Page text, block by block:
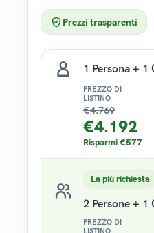
Prezzi trasparenti
1 Persona + 1
PREZZO DI
LISTINO
€4.769
€4.192
Risparmi€577
2 Persone + 1
La più richiesta
PREZZO DI
LISTINO